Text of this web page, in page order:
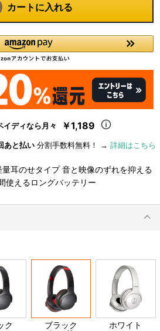
カートに入れる
イディなら月々 ￥1,189
あと払い 分割手数料無料！ → 詳細はこちら
耳のせタイプ 音と映像のずれを抑える
使えるロングバッテリー
ク
ブラック
ホワイト